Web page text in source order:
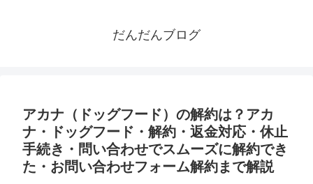
だんだんブログ
アカナ（ドッグフード）の解約は？アカ
ナ・ドッグフード・解約・返金対応・休止
手続き・問い合わせでスムーズに解約でき
た・お問い合わせフォーム解約まで解説